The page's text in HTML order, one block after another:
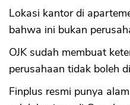
Lokasi kantor di
bahwa ini bukan
OJK sudah membuat
perusahaan tidak boleh
Finplus resmi punya